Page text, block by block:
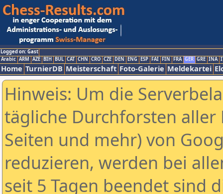
Logged on: Gast
Arabic ARM AZE BIH BUL CAT CHN CRO CZE DEN ENG ESP FAI FIN FRA GER GRE INA
Home TurnierDB Meisterschaft Foto-Galerie Meldekartei
Hinweis: Um die
tägliche Durchforsten aller
Seiten und mehr) von
reduzieren, werden bei
seit 5 Tagen beendet sind